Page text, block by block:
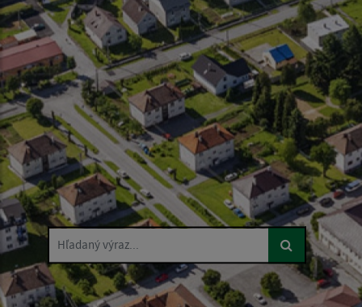
Hľadaný výraz...